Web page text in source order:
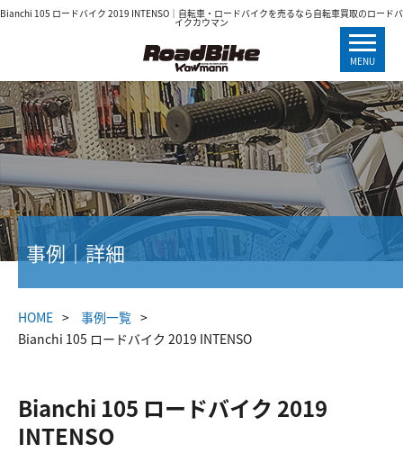
Bianchi 105 ロードバイク 2019 INTENSO｜自転車・ロードバイクを売るなら自転車買取のロードバ
イクカウマン
MENU
事例｜詳細
HOME
事例一覧
Bianchi 105 ロードバイク 2019 INTENSO
Bianchi 105 ロードバイク 2019
INTENSO